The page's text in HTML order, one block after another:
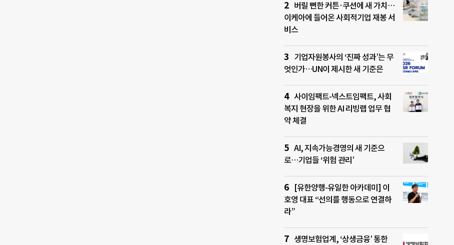
버릴 뻔한 커튼·쿠션에 새 가치…
이케아에 들어온 사회적기업 재봉 서
비스
기업자원봉사의 ‘진짜 성과’는 무
엇인가…UN이 제시한 새 기준은
사이임팩트-넥스트임팩트, 사회
복지 현장을 위한 AI 리빙랩 업무 협
약 체결
AI, 지속가능경영의 새 기준으
로…기업들 ‘위험 관리’
[유한양행-유일한 아카데미] 이
호영 대표 “선의를 행동으로 연결하
라”
생명보험업계, ‘상생금융’ 통한